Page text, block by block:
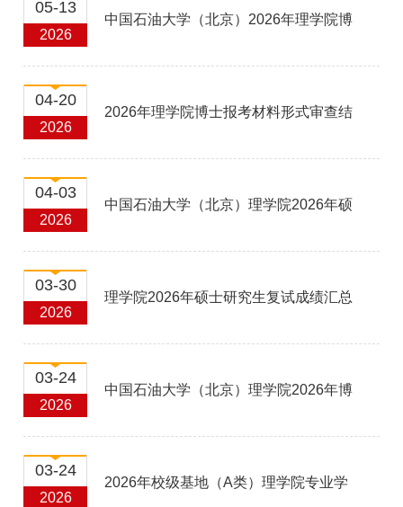
05-13
2026
中国石油大学（北京）2026年理学院博
04-20
2026
2026年理学院博士报考材料形式审查结
04-03
2026
中国石油大学（北京）理学院2026年硕
03-30
2026
理学院2026年硕士研究生复试成绩汇总
03-24
2026
中国石油大学（北京）理学院2026年博
03-24
2026
2026年校级基地（A类）理学院专业学